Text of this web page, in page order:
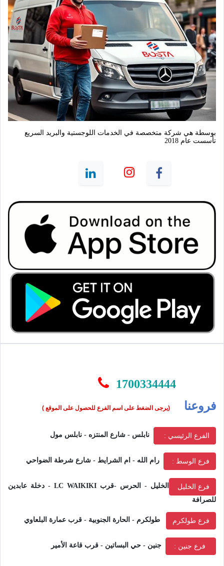
تأسست عام 2018
1700334444
فروعنا (يرجى الضغط على اسم الفرع للحصول على الموقع )
الفرع الرئيسي : نابلس - شارع المنتزه - نابلس مول
فرع الوسط : رام الله - ام الشرايط - شارع شرطة الضواحي
فرع الخليل
الخليل - الحرس -قرب LC WAIKIKI - دخلة عابدين
للصرافة
فرع طولكرم طولكرم - الحارة الجنوبية - قرب عمارة البلعاوي
فرع جنين : جنين - حي البساتين - قرب قاعة الأمير